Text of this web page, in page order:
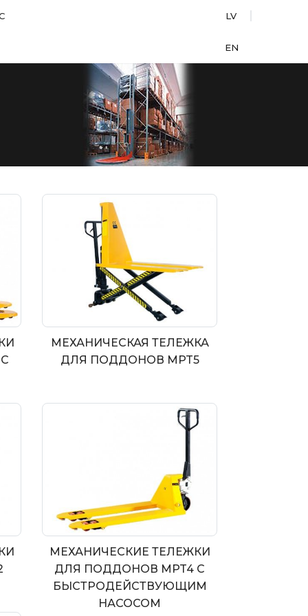
LV
EN
МЕХАНИЧЕСКАЯ ТЕЛЕЖКА
ДЛЯ ПОДДОНОВ MPT5
МЕХАНИЧЕСКИЕ ТЕЛЕЖКИ
ДЛЯ ПОДДОНОВ MPT4 С
БЫСТРОДЕЙСТВУЮЩИМ
НАСОСОМ